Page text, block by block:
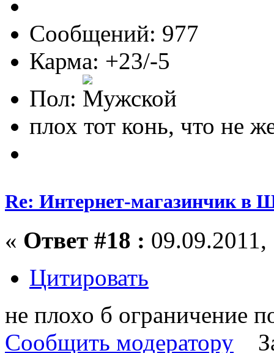
Сообщений: 977
Карма: +23/-5
Пол:
плох тот конь, что не
Re: Интернет-магазинчик в
« Ответ #18 :
Цитировать
не плохо б ограничение
Сообщить модератору